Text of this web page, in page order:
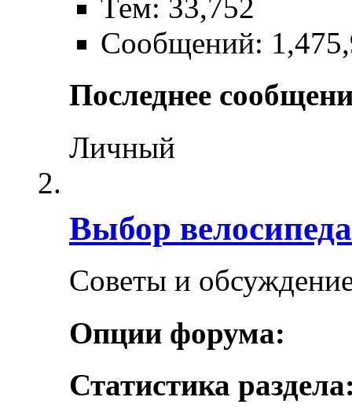
Тем: 33,752
Сообщений:
Последнее
Личный
Выбор велосипеда
Советы и
Опции форума:
Статистика